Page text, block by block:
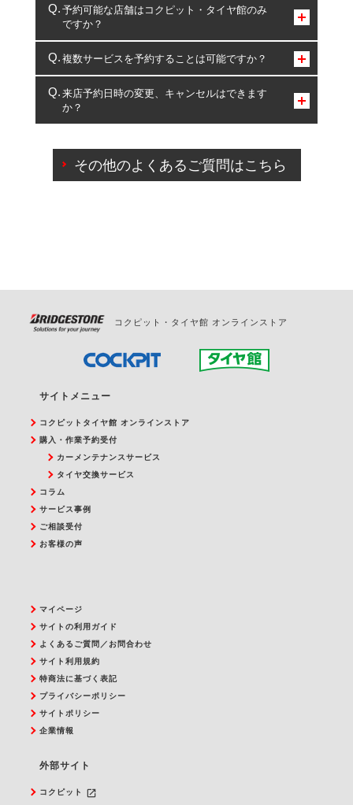
予約可能な店舗はコクピット・タイヤ館のみ
ですか？
コクピット・タイヤ館のみとなります。
複数サービスを予約することは可能ですか？
複数サービスのご予約は可能です。
一部の商品・サービスの組み合わせに限り、同時にご予約が
出来ないものもございます。
来店予約日時の変更、キャンセルはできます
か？
ご来店予約日の3営業日前を過ぎている場合のご予約
の日時変更につきましては、直接ご予約の店舗まで
その他のよくあるご質問はこちら
コクピット・タイヤ館 オンラインストア
サイトメニュー
コクピットタイヤ館 オンラインストア
購入・作業予約受付
カーメンテナンスサービス
タイヤ交換サービス
コラム
サービス事例
ご相談受付
お客様の声
マイページ
サイトの利用ガイド
よくあるご質問／お問合わせ
サイト利用規約
特商法に基づく表記
プライバシーポリシー
サイトポリシー
企業情報
外部サイト
コクピット
launch